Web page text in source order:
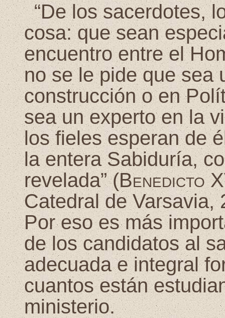
“De los sacerdotes,
cosa: que sean
encuentro entre el
no se le pide que sea
construcción o en
sea un experto en la
los fieles esperan de
la entera Sabiduría,
revelada” (Benedicto
Catedral de Varsavia,
Por eso es más
de los candidatos al
adecuada e integral
cuantos están
ministerio.